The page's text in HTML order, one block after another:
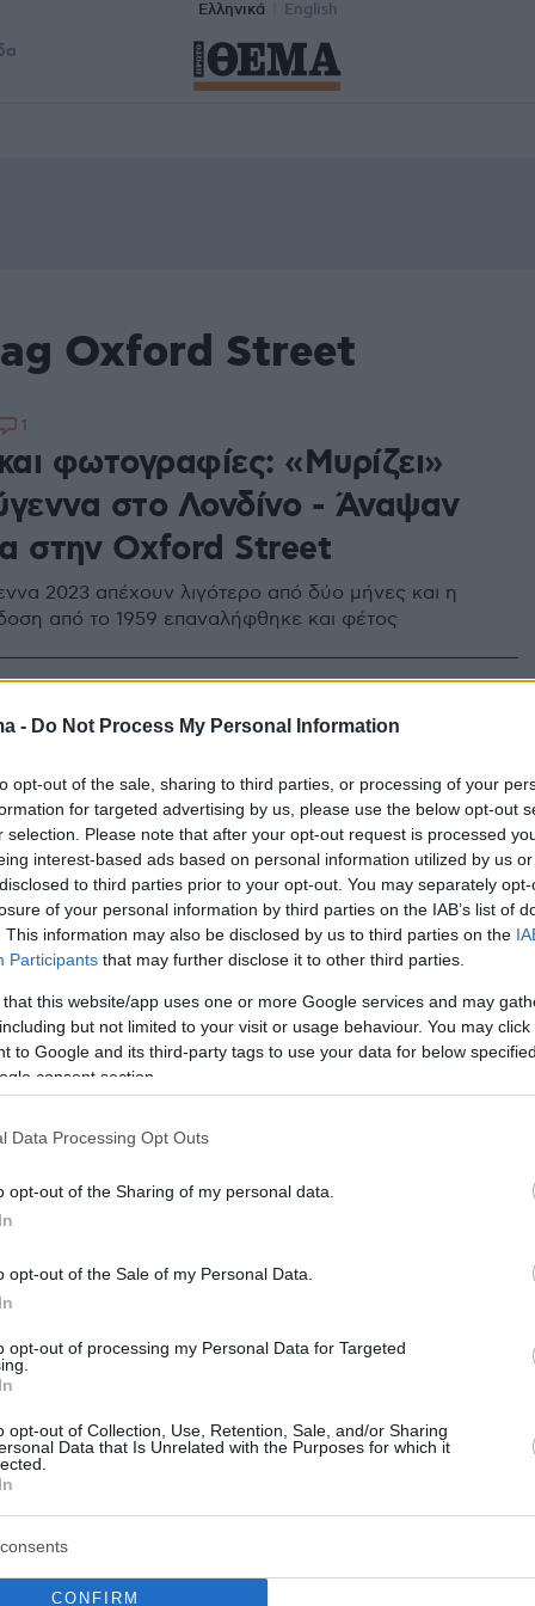
- Do Not Process My Personal Information
opt-out of the sale, sharing to third parties, or processing of your
for targeted advertising by us, please use the below opt-out
selection. Please note that after your opt-out request is processed
interest-based ads based on personal information utilized by us
to third parties prior to your opt-out. You may separately
of your personal information by third parties on the IAB’s list of
This information may also be disclosed by us to third parties on the
Participants that may further disclose it to other third parties.
that this website/app uses one or more Google services and may
but not limited to your visit or usage behaviour. You may
to Google and its third-party tags to use your data for below
consent section.
Data Processing Opt Outs
opt-out of the Sharing of my personal data.
opt-out of the Sale of my Personal Data.
opt-out of processing my Personal Data for Targeted
opt-out of Collection, Use, Retention, Sale, and/or Sharing
Data that Is Unrelated with the Purposes for which it
CONFIRM
Ελληνικά English
Oxford Street
φωτογραφίες: «Μυρίζει»
στο Λονδίνο - Άναψαν
στην Oxford Street
2023 απέχουν λιγότερο από δύο μήνες και η
από το 1959 επαναλήφθηκε και φέτος
1
Street ο πιο δημοφιλής
δρόμος στην Ευρώπη
τη Γκραν Βία της Μαδρίτης, την Κόρσο Βιτόριο
στο Μιλάνο και τη λεωφόρο των Ηλυσίων Πεδίων στο
στην Oxford Street:
κατάστημα λόγω
για άντρα που κρατούσε
που προχώρησαν σε προληπτική εκκένωση, δεν
ακόμα τον ύποπτο κάποιον άνθρωπο που να έχει